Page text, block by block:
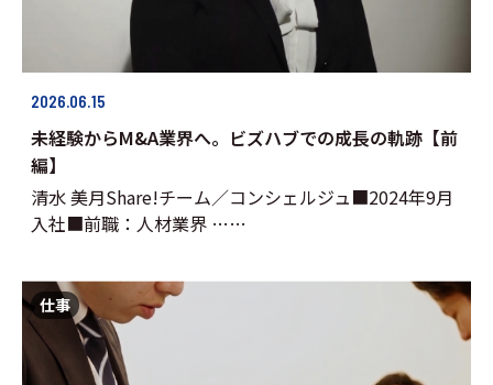
2026.06.15
未経験からM&A業界へ。ビズハブでの成長の軌跡【前
編】
清水 美月Share!チーム／コンシェルジュ■2024年9月
入社■前職：人材業界 ……
仕事